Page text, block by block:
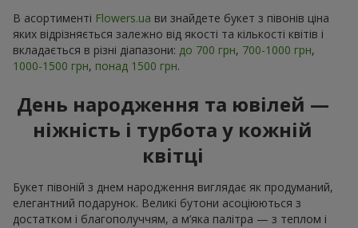
В асортименті Flowers.ua ви знайдете букет з півонів ціна
яких відрізняється залежно від якості та кількості квітів і
вкладається в різні діапазони: до 700 грн, 700-1000 грн,
1000-1500 грн, понад 1500 грн.
День народження та ювілей —
ніжність і турбота у кожній
квітці
Букет півоній з днем народження виглядає як продуманий,
елегантний подарунок. Великі бутони асоціюються з
достатком і благополуччям, а м’яка палітра — з теплом і